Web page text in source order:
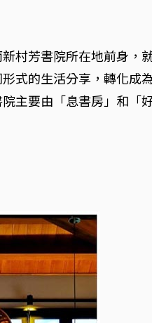
村芳書院所在地前身，
式的生活分享，轉化成
主要由「息書房」和「好